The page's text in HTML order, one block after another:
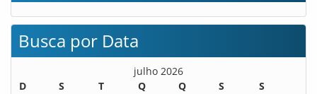
Busca por Data
julho 2026
D
S T Q Q S
S